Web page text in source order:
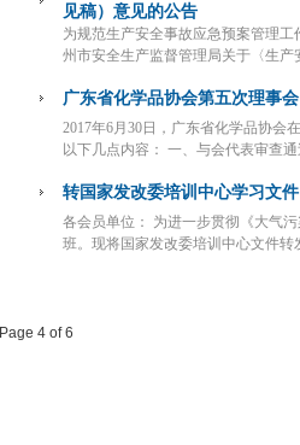
见稿）意见的公告
为规范生产安全事故应急预案管理
州市安全生产监督管理局关于〈生
广东省化学品协会第五次理事会
2017年6月30日，广东省化学品协会
以下几点内容： 一、与会代表审查
转国家发改委培训中心学习文件
各会员单位： 为进一步贯彻《大气
班。现将国家发改委培训中心文件
Page 4 of 6